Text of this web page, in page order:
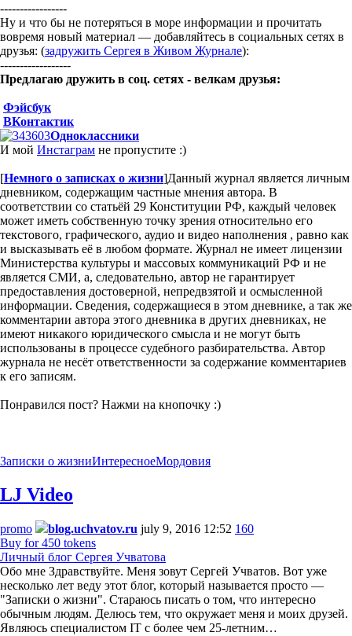
-----------------
Ну и что бы не потеряться в море информации и прочитать
вовремя новый материал — добавляйтесь в социальных сетях в
друзья: (задружить Сергея в Живом Журнале):
------------------
Предлагаю дружить в соц. сетях - велкам друзья:
Фэйсбук
ВКонтактик
Одноклассники
И мой Инстаграм не пропустите :)
[Немного о записках о жизни]Данный журнал является личным
дневником, содержащим частные мнения автора. В
соответствии со статьёй 29 Конституции РФ, каждый человек
может иметь собственную точку зрения относительно его
текстового, графического, аудио и видео наполнения , равно как
и высказывать её в любом формате. Журнал не имеет лицензии
Министерства культуры и массовых коммуникаций РФ и не
является СМИ, а, следовательно, автор не гарантирует
предоставления достоверной, непредвзятой и осмысленной
информации. Сведения, содержащиеся в этом дневнике, а так же
комментарии автора этого дневника в других дневниках, не
имеют никакого юридического смысла и не могут быть
использованы в процессе судебного разбирательства. Автор
журнала не несёт ответственности за содержание комментариев
к его записям.
Понравился пост? Нажми на кнопочку :)
Записки о жизниИнтересноеМордовия
LJ Video
promo blog.uchvatov.ru july 9, 2016 12:52 160
Buy for 450 tokens
Личный блог Сергея Учватова
Обо мне Здравствуйте. Меня зовут Сергей Учватов. Вот уже
несколько лет веду этот блог, который называется просто —
"Записки о жизни". Стараюсь писать о том, что интересно
обычным людям. Делюсь тем, что окружает меня и моих друзей.
Являюсь специалистом IT с более чем 25-летним…